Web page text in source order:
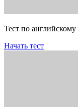
Тест по
Начать тест